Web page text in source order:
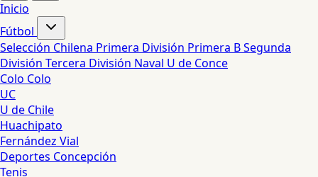
Inicio
Fútbol
Selección Chilena Primera División Primera BSegunda
División Tercera División Naval U de Conce
Colo Colo
UC
U de Chile
Huachipato
Fernández Vial
Deportes Concepción
Tenis